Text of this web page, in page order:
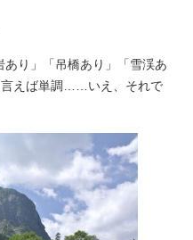
り」「吊橋あり」「雪渓あ
言えば単調……いえ、それで